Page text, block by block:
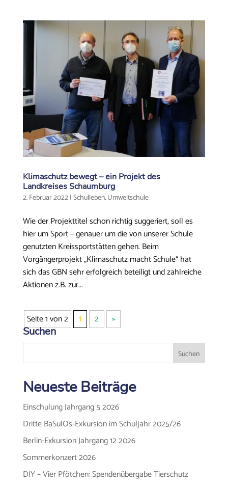
Klimaschutz bewegt – ein Projekt des
Landkreises Schaumburg
2. Februar 2022|Schulleben,Umweltschule
Wie der Projekttitel schon richtig suggeriert, soll es
hier um Sport – genauer um die von unserer Schule
genutzten Kreissportstätten gehen. Beim
Vorgängerprojekt „Klimaschutz macht Schule“ hat
sich das GBN sehr erfolgreich beteiligt und zahlreiche
Aktionen z.B. zur...
Seite 1 von 2 1 2
»
Suchen
Neueste Beiträge
Einschulung Jahrgang 5 2026
Dritte BaSulOs-Exkursion im Schuljahr 2025/26
Berlin-Exkursion Jahrgang 12 2026
Sommerkonzert 2026
DIY – Vier Pfötchen: Spendenübergabe Tierschutz